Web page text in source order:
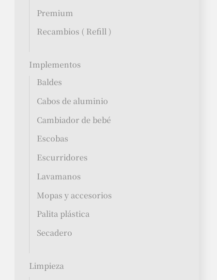
Premium
Recambios ( Refill )
Implementos
Baldes
Cabos de aluminio
Cambiador de bebé
Escobas
Escurridores
Lavamanos
Mopas y accesorios
Palita plástica
Secadero
Limpieza